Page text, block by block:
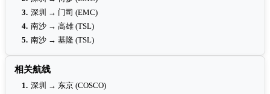
3. 深圳 → 门司 (EMC)
4. 南沙 → 高雄 (TSL)
5. 南沙 → 基隆 (TSL)
相关航线
1. 深圳 → 东京 (COSCO)